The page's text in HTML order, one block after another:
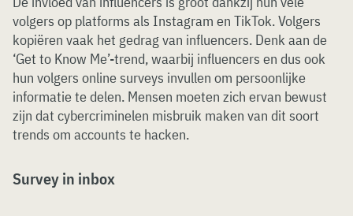
volgers op platforms als Instagram en TikTok. Volgers
kopiëren vaak het gedrag van influencers. Denk aan de
‘Get to Know Me’-trend, waarbij influencers en dus ook
hun volgers online surveys invullen om persoonlijke
informatie te delen. Mensen moeten zich ervan bewust
zijn dat cybercriminelen misbruik maken van dit soort
trends om accounts te hacken.
Survey in inbox